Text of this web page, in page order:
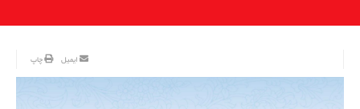
چاپ ایمیل